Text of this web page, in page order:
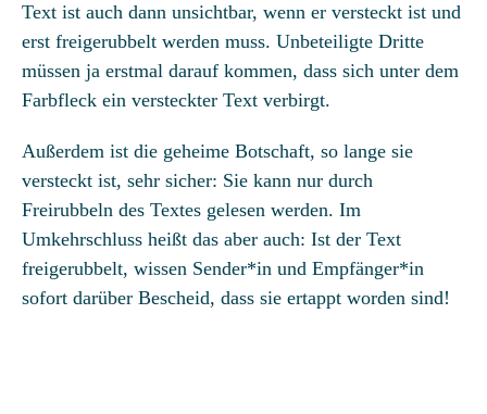
Text ist auch dann unsichtbar, wenn er versteckt ist und
erst freigerubbelt werden muss. Unbeteiligte Dritte
müssen ja erstmal darauf kommen, dass sich unter dem
Farbfleck ein versteckter Text verbirgt.
Außerdem ist die geheime Botschaft, so lange sie
versteckt ist, sehr sicher: Sie kann nur durch
Freirubbeln des Textes gelesen werden. Im
Umkehrschluss heißt das aber auch: Ist der Text
freigerubbelt, wissen Sender*in und Empfänger*in
sofort darüber Bescheid, dass sie ertappt worden sind!